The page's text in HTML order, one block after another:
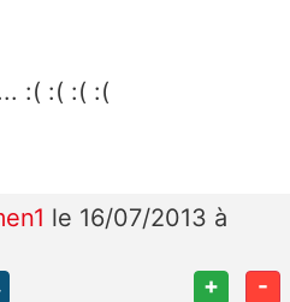
:( :( :( :(
le 16/07/2013 à
+ -